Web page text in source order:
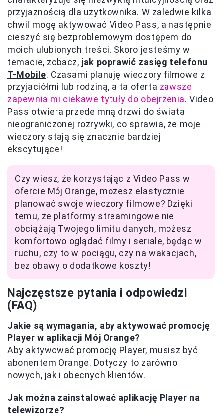
przyjaznością dla użytkownika. W zaledwie kilka
chwil mogę aktywować Video Pass, a następnie
cieszyć się bezproblemowym dostępem do
moich ulubionych treści. Skoro jesteśmy w
temacie, zobacz, jak poprawić zasięg telefonu
T-Mobile. Czasami planuję wieczory filmowe z
przyjaciółmi lub rodziną, a ta oferta zawsze
zapewnia mi ciekawe tytuły do obejrzenia. Video
Pass otwiera przede mną drzwi do świata
nieograniczonej rozrywki, co sprawia, że moje
wieczory stają się znacznie bardziej
ekscytujące!
Czy wiesz, że korzystając z Video Pass w
ofercie Mój Orange, możesz elastycznie
planować swoje wieczory filmowe? Dzięki
temu, że platformy streamingowe nie
obciążają Twojego limitu danych, możesz
komfortowo oglądać filmy i seriale, będąc w
ruchu, czy to w pociągu, czy na wakacjach,
bez obawy o dodatkowe koszty!
Najczęstsze pytania i odpowiedzi
(FAQ)
Jakie są wymagania, aby aktywować promocję
Player w aplikacji Mój Orange?
Aby aktywować promocję Player, musisz być
abonentem Orange. Dotyczy to zarówno
nowych, jak i obecnych klientów.
Jak można zainstalować aplikację Player na
telewizorze?